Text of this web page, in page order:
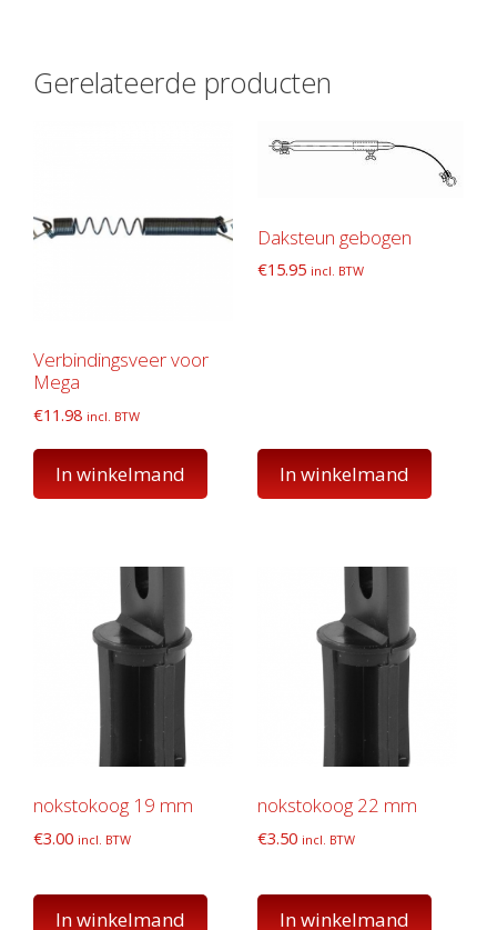
Gerelateerde producten
Verbindingsveer voor
Mega
€11.98 incl. BTW
In winkelmand
Daksteun gebogen
€15.95 incl. BTW
In winkelmand
nokstokoog 19 mm
€3.00 incl. BTW
In winkelmand
nokstokoog 22 mm
€3.50 incl. BTW
In winkelmand